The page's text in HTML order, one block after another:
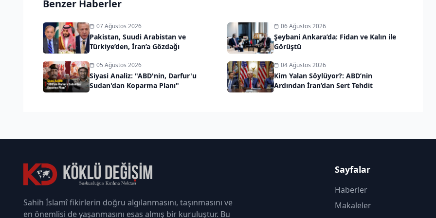
Benzer Haberler
07 Ağustos 2026
Pakistan, Suudi Arabistan ve
Türkiye’den, İran’a Gözdağı
06 Ağustos 2026
Şeybani Ankara’da: Fidan ve Kalın ile
Görüştü
05 Ağustos 2026
Siyasi Analiz: "ABD'nin, Darfur'u
Sudan'dan Koparma Planı"
04 Ağustos 2026
Kim Yalan Söylüyor?: ABD’nin
Ardından İran’dan Sert Tehdit
Sahih İslamî fikirlerin doğru algılanmasını, taşınmasını ve
en önemlisi de yaşanmasını esas almış bir kuruluştur. Bu
Sayfalar
Haberler
Makaleler